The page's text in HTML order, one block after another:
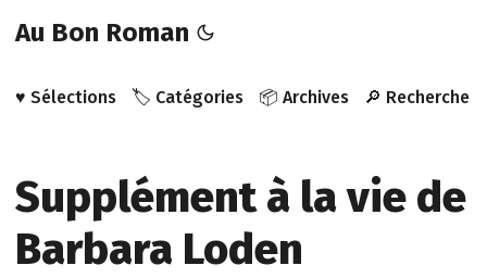
Au Bon Roman
♥️ Sélections 🏷️ Catégories 📦 Archives 🔎 Recherche
Supplément à la vie de
Barbara Loden